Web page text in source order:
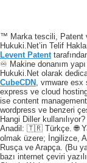
™ Marka tescili, Patent
Hukuki.Net’in Telif
Levent Patent
♾️ Makine donanım
Hukuki.Net olarak
CubeCDN , vmware
express ve cloud
ise content
wordpress ve benzeri
Hangi Diller kullanılıyor?
Anadil: 🇹🇷 Türkçe. 🌐
olmak üzere; İngilizce,
Rusça ve Arapça. (Bu
bazı internet çeviri